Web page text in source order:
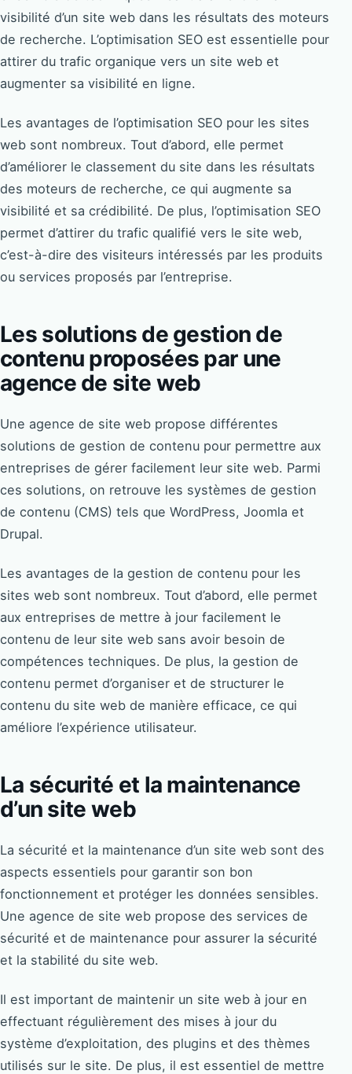
visibilité d’un site web dans les résultats des moteurs
de recherche. L’optimisation SEO est essentielle pour
attirer du trafic organique vers un site web et
augmenter sa visibilité en ligne.
Les avantages de l’optimisation SEO pour les sites
web sont nombreux. Tout d’abord, elle permet
d’améliorer le classement du site dans les résultats
des moteurs de recherche, ce qui augmente sa
visibilité et sa crédibilité. De plus, l’optimisation SEO
permet d’attirer du trafic qualifié vers le site web,
c’est-à-dire des visiteurs intéressés par les produits
ou services proposés par l’entreprise.
Les solutions de gestion de
contenu proposées par une
agence de site web
Une agence de site web propose différentes
solutions de gestion de contenu pour permettre aux
entreprises de gérer facilement leur site web. Parmi
ces solutions, on retrouve les systèmes de gestion
de contenu (CMS) tels que WordPress, Joomla et
Drupal.
Les avantages de la gestion de contenu pour les
sites web sont nombreux. Tout d’abord, elle permet
aux entreprises de mettre à jour facilement le
contenu de leur site web sans avoir besoin de
compétences techniques. De plus, la gestion de
contenu permet d’organiser et de structurer le
contenu du site web de manière efficace, ce qui
améliore l’expérience utilisateur.
La sécurité et la maintenance
d’un site web
La sécurité et la maintenance d’un site web sont des
aspects essentiels pour garantir son bon
fonctionnement et protéger les données sensibles.
Une agence de site web propose des services de
sécurité et de maintenance pour assurer la sécurité
et la stabilité du site web.
Il est important de maintenir un site web à jour en
effectuant régulièrement des mises à jour du
système d’exploitation, des plugins et des thèmes
utilisés sur le site. De plus, il est essentiel de mettre